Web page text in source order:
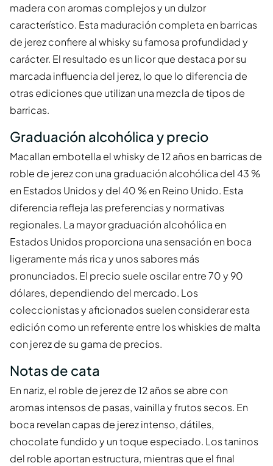
madera con aromas complejos y un dulzor
característico. Esta maduración completa en barricas
de jerez confiere al whisky su famosa profundidad y
carácter. El resultado es un licor que destaca por su
marcada influencia del jerez, lo que lo diferencia de
otras ediciones que utilizan una mezcla de tipos de
barricas.
Graduación alcohólica y precio
Macallan embotella el whisky de 12 años en barricas de
roble de jerez con una graduación alcohólica del 43 %
en Estados Unidos y del 40 % en Reino Unido. Esta
diferencia refleja las preferencias y normativas
regionales. La mayor graduación alcohólica en
Estados Unidos proporciona una sensación en boca
ligeramente más rica y unos sabores más
pronunciados. El precio suele oscilar entre 70 y 90
dólares, dependiendo del mercado. Los
coleccionistas y aficionados suelen considerar esta
edición como un referente entre los whiskies de malta
con jerez de su gama de precios.
Notas de cata
En nariz, el roble de jerez de 12 años se abre con
aromas intensos de pasas, vainilla y frutos secos. En
boca revelan capas de jerez intenso, dátiles,
chocolate fundido y un toque especiado. Los taninos
del roble aportan estructura, mientras que el final